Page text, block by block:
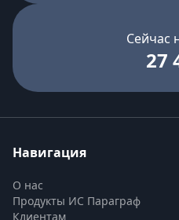
Сейчас
27
Навигация
О нас
Продукты ИС Параграф
Клиентам